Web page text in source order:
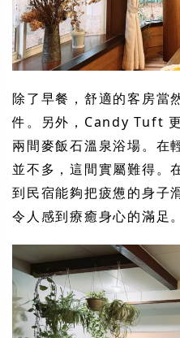
除了早餐，舒適的客房當
件。另外，Candy Tuft
兩間麥飯石溫泉浴場。在
並不多，這間實屬難得。
到民宿能夠把疲憊的身子
令人感到療癒身心的滿足。